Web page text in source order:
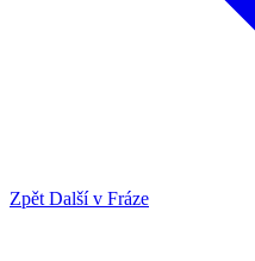
Zpět Další v Fráze